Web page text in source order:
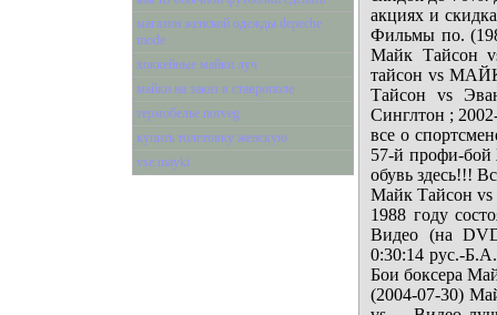
магазин женской одежды depeche
mode
хоккейные майки луч
майки на заказ в ставрополе
термобелье norveg
купить толстовку женскую
vse mayki
акциях и
Фильмы по.
Майк Тайсон
тайсон vs
Тайсон vs
Синглтон ;
все о
57-й профи-бой
обувь здесь!!!
Майк Тайсон
1988 году
Видео (на
0:30:14 рус.-
Бои боксера
(2004-07-30)